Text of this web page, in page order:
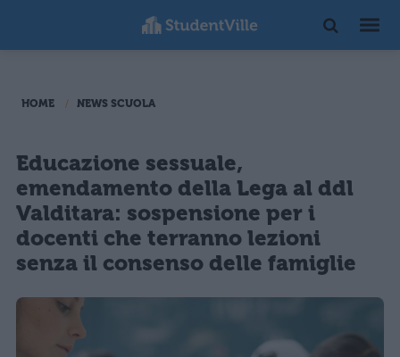
HOME NEWS SCUOLA
Educazione sessuale,
emendamento della Lega al ddl
Valditara: sospensione per i
docenti che terranno lezioni
senza il consenso delle famiglie